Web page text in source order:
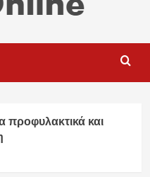
προφυλακτικά και